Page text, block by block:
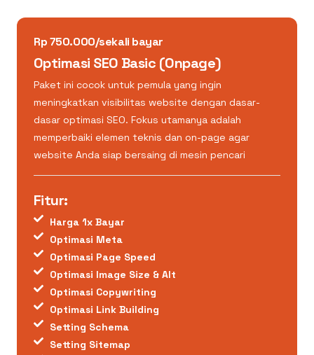
Rp 750.000/sekali bayar
Optimasi SEO Basic (Onpage)
Paket ini cocok untuk pemula yang ingin
meningkatkan visibilitas website dengan dasar-
dasar optimasi SEO. Fokus utamanya adalah
memperbaiki elemen teknis dan on-page agar
website Anda siap bersaing di mesin pencari
Fitur:
Harga 1x Bayar
Optimasi Meta
Optimasi Page Speed
Optimasi Image Size & Alt
Optimasi Copywriting
Optimasi Link Building
Setting Schema
Setting Sitemap